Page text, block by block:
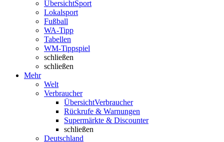
ÜbersichtSport
Lokalsport
Fußball
WA-Tipp
Tabellen
WM-Tippspiel
schließen
schließen
Mehr
Welt
Verbraucher
ÜbersichtVerbraucher
Rückrufe & Warnungen
Supermärkte & Discounter
schließen
Deutschland